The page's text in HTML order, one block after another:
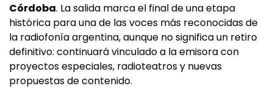
Córdoba. La salida marca el final de una etapa
histórica para una de las voces más reconocidas de
la radiofonía argentina, aunque no significa un retiro
definitivo: continuará vinculado a la emisora con
proyectos especiales, radioteatros y nuevas
propuestas de contenido.